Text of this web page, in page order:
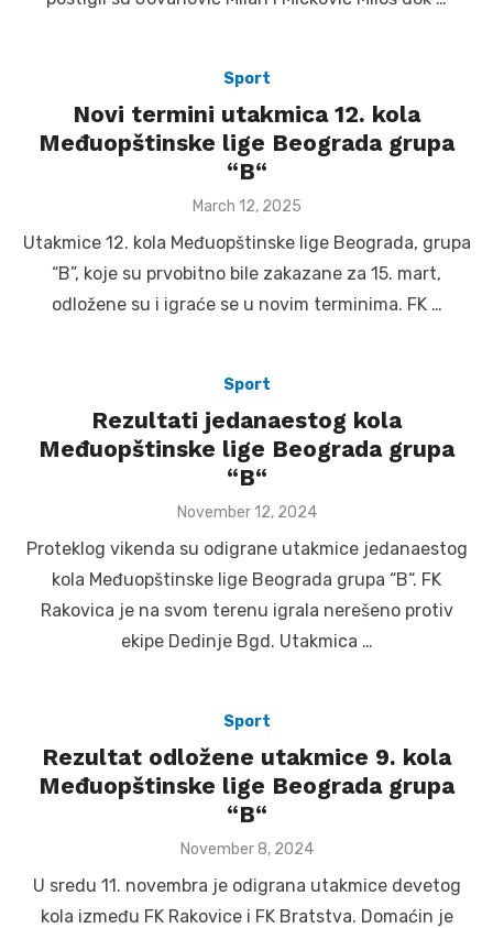
Sport
Novi termini utakmica 12. kola
Međuopštinske lige Beograda grupa
“B“
Posted
March 12, 2025
Utakmice 12. kola Međuopštinske lige Beograda, grupa
“B”, koje su prvobitno bile zakazane za 15. mart,
odložene su i igraće se u novim terminima. FK …
Sport
Rezultati jedanaestog kola
Međuopštinske lige Beograda grupa
“B“
Posted
November 12, 2024
Proteklog vikenda su odigrane utakmice jedanaestog
kola Međuopštinske lige Beograda grupa “B“. FK
Rakovica je na svom terenu igrala nerešeno protiv
ekipe Dedinje Bgd. Utakmica …
Sport
Rezultat odložene utakmice 9. kola
Međuopštinske lige Beograda grupa
“B“
Posted
November 8, 2024
U sredu 11. novembra je odigrana utakmice devetog
kola između FK Rakovice i FK Bratstva. Domaćin je